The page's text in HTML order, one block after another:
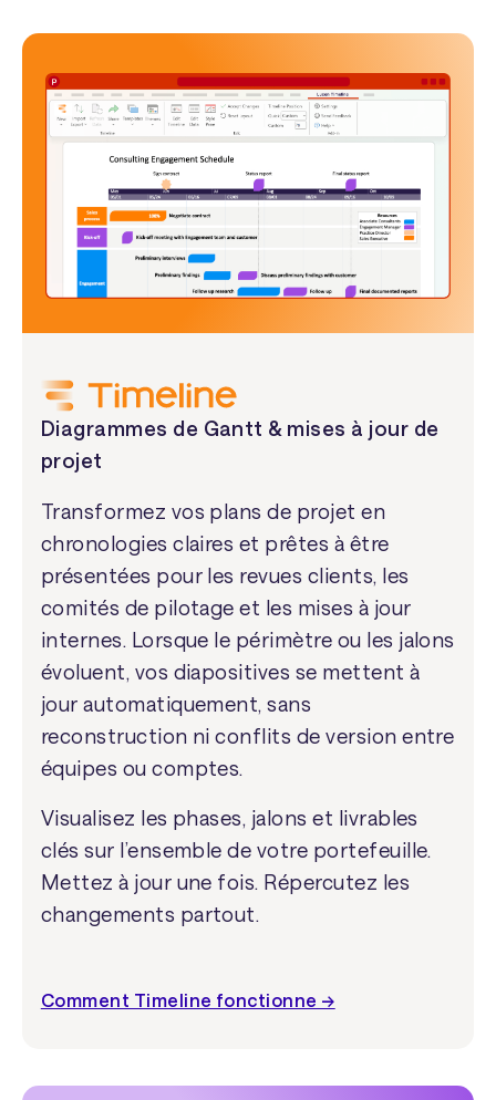
Diagrammes de Gantt & mises à jour de
projet
Transformez vos plans de projet en
chronologies claires et prêtes à être
présentées pour les revues clients, les
comités de pilotage et les mises à jour
internes. Lorsque le périmètre ou les jalons
évoluent, vos diapositives se mettent à
jour automatiquement, sans
reconstruction ni conflits de version entre
équipes ou comptes.
Visualisez les phases, jalons et livrables
clés sur l’ensemble de votre portefeuille.
Mettez à jour une fois. Répercutez les
changements partout.
Comment Timeline fonctionne →